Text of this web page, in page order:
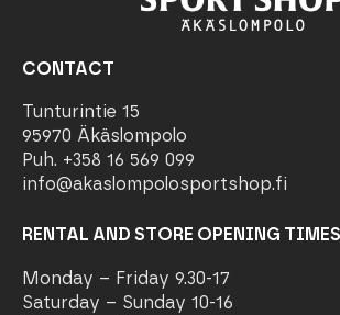
CONTACT
Tunturintie 15
95970 Äkäslompolo
Puh. +358 16 569 099
info@akaslompolosportshop.fi
RENTAL AND STORE OPENING TIMES
Monday – Friday 9.30-17
Saturday – Sunday 10-16